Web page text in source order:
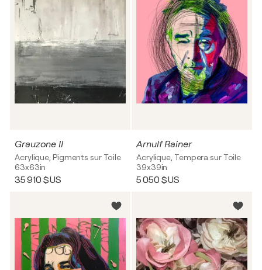
Grauzone II
Acrylique, Pigments sur Toile
63x63in
35 910 $US
Arnulf Rainer
Acrylique, Tempera sur Toile
39x39in
5 050 $US